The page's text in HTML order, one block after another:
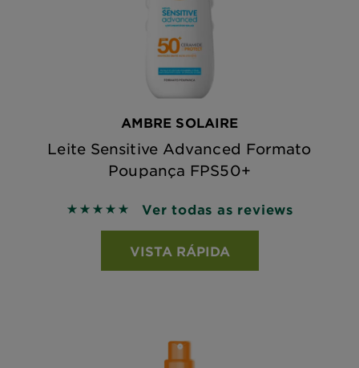
AMBRE SOLAIRE
Leite Sensitive Advanced Formato
Poupança FPS50+
5 out of 5 stars based on reviews
Ver todas as reviews
VISTA RÁPIDA